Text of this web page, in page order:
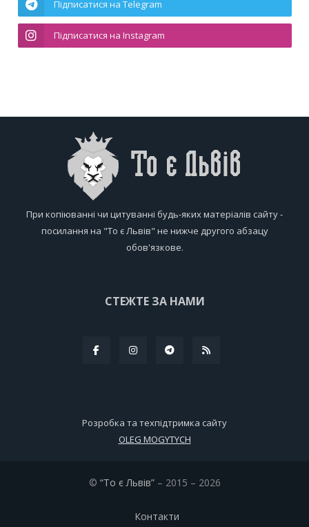
Підписатися на Telegram
Підписатися на Instagram
При копіюванні чи цитуванні будь-яких матеріалів сайту -
посилання на "То є Львів" не нижче другого абзацу
обов'язкове.
СТЕЖТЕ ЗА НАМИ
Розробка та техпідтримка сайту
OLEG MOGYTYCH
© “То є Львів”– 2015 – 2026
Контакти